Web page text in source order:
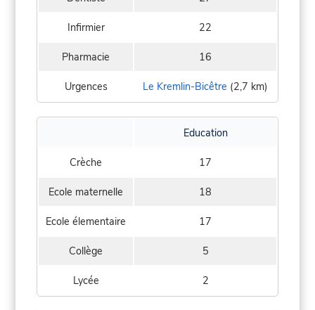
Infirmier 22
Pharmacie 16
Urgences Le Kremlin-Bicêtre (2,7 km)
Education
Crèche 17
Ecole maternelle 18
Ecole élementaire 17
Collège 5
Lycée 2